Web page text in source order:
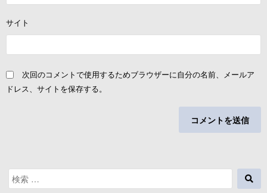
サイト
次回のコメントで使用するためブラウザーに自分の名前、メールア
ドレス、サイトを保存する。
検
索
索